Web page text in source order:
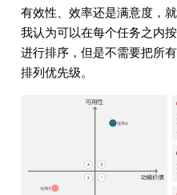
有效性、效率还是满意度，
我认为可以在每个任务之内
进行排序，但是不需要把所
排列优先级。